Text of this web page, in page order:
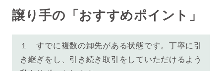
譲り手の「おすすめポイント」
１ すでに複数の卸先がある状態です。丁寧に引
き継ぎをし、引き続き取引をしていただけるよう